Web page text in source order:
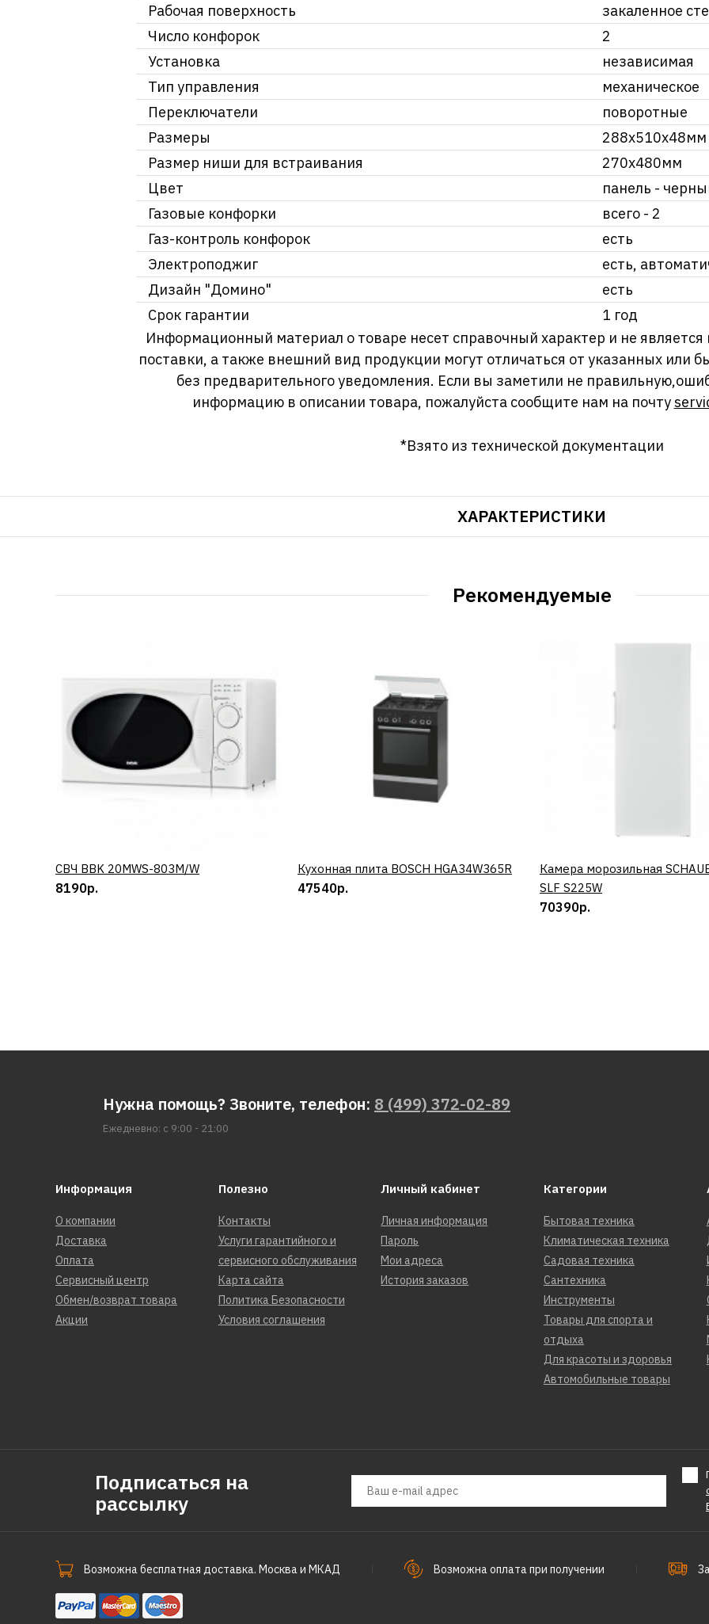
Рабочая поверхность
закаленное
Число конфорок
2
Установка
независимая
Тип управления
механическое
Переключатели
поворотные
Размеры
288x510x48мм
Размер ниши для встраивания
270x480мм
Цвет
панель -
Газовые конфорки
всего - 2
Газ-контроль конфорок
есть
Электроподжиг
есть,
Дизайн "Домино"
есть
Срок гарантии
1 год
Информационный материал о товаре несет справочный характер и не
поставки, а также внешний вид продукции могут отличаться от указанных или
без предварительного уведомления. Если вы заметили не
информацию в описании товара, пожалуйста сообщите нам на почту
*Взято из технической документации
ХАРАКТЕРИСТИКИ
Рекомендуемые
КУПИТЬ
СВЧ BBK 20MWS-803M/W
8190р.
КУПИТЬ
Кухонная плита BOSCH HGA34W365R
47540р.
КУПИТЬ
Камера морозильная
SLF S225W
70390р.
Нужна помощь? Звоните, телефон: 8 (499) 372-02-89
Ежедневно: с 9:00 - 21:00
Информация
О компании
Доставка
Оплата
Сервисный центр
Обмен/возврат товара
Акции
Полезно
Контакты
Услуги гарантийного и
сервисного обслуживания
Карта сайта
Политика Безопасности
Условия соглашения
Личный кабинет
Личная информация
Пароль
Мои адреса
История заказов
Категории
Бытовая техника
Климатическая техника
Садовая техника
Сантехника
Инструменты
Товары для спорта и
отдыха
Для красоты и здоровья
Автомобильные товары
Подписаться на
рассылку
Возможна бесплатная доставка. Москва и МКАД Возможна оплата при получении